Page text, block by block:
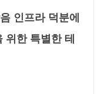
인프라 덕분에
위한 특별한 테